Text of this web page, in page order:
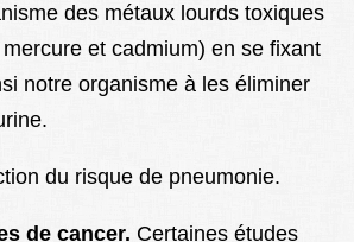
des métaux lourds toxiques
et cadmium) en se fixant
notre organisme à les éliminer
du risque de pneumonie.
de cancer. Certaines études